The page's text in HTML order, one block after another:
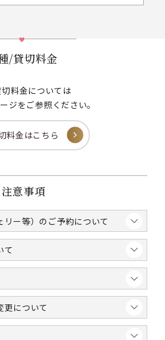
/貸切料金
料金については
ジをご参照ください。
料金はこちら
注意事項
ー等）のご予約について
て
更について